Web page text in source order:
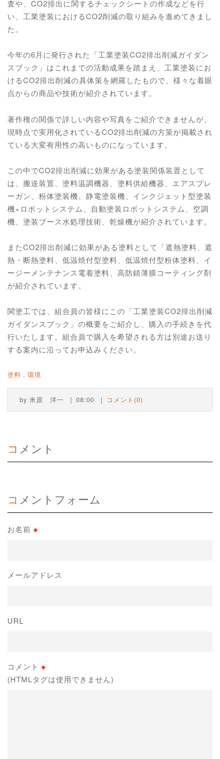
査や、CO2排出に関するチェックシートの作成などを行
い、工業塗装におけるCO2削減の取り組みを進めてきまし
た。
今年の6月に発行された「工業塗装CO2排出削減ガイダン
スブック」はこれまでの活動成果を踏まえ、工業塗装にお
けるCO2排出削減の具体策を網羅したもので、様々な着眼
点からの商品や技術が紹介されています。
著作権の関係で詳しい内容や写真をご紹介できませんが、
現時点で実用化されているCO2排出削減の方策が掲載され
ている大変有用性の高いものになっています。
この中でCO2排出削減に効果がある塗装関係装置として
は、搬送装置、塗料温調機器、塗料供給機器、エアスプレ
ーガン、粉体塗装機、静電塗装機、インクジェット型塗装
機×ロボットシステム、自動塗装ロボットシステム、空調
機、塗装ブース水処理技術、乾燥機が紹介されています。
またCO2排出削減に効果がある塗料として「遮熱塗料、遮
熱・断熱塗料、低温焼付型塗料、低温焼付型粉体塗料、イ
ージーメンテナンス電着塗料、高防錆薄膜コーティング剤
が紹介されています。
関塗工では、組合員の皆様にこの「工業塗装CO2排出削減
ガイダンスブック」の概要をご紹介し、購入の手続きを代
行いたします。組合員で購入を希望される方は別途お送り
する案内に沿ってお申込みください。
塗料 環境
by 米原 洋一 08:00 コメント(0)
コメント
コメントフォーム
お名前 ※
メールアドレス
URL
コメント ※
(HTMLタグは使用できません)